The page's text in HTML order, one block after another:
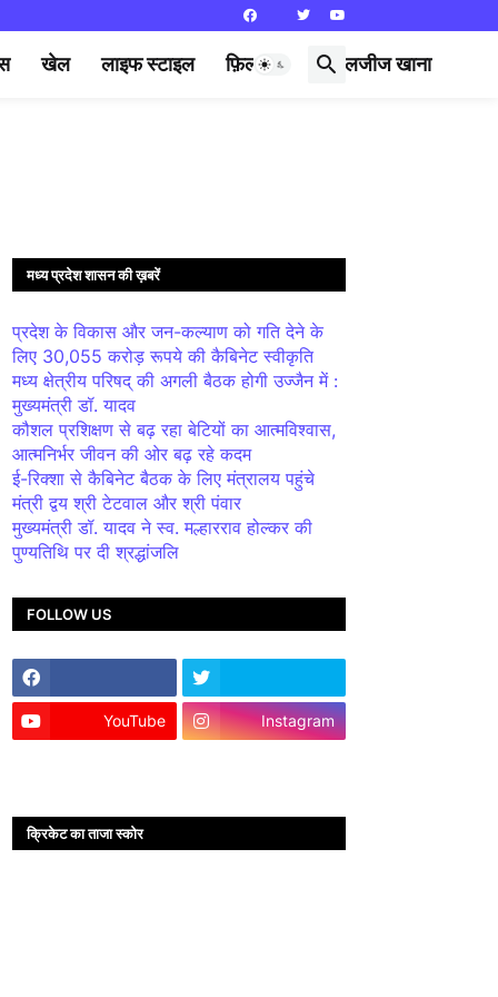
खेल लाइफ स्टाइल फ़िल्मी दुनिया लजीज खाना
मध्य प्रदेश शासन की ख़बरें
प्रदेश के विकास और जन-कल्याण को गति देने के
लिए 30,055 करोड़ रूपये की कैबिनेट स्वीकृति
मध्य क्षेत्रीय परिषद् की अगली बैठक होगी उज्जैन में :
मुख्यमंत्री डॉ. यादव
कौशल प्रशिक्षण से बढ़ रहा बेटियों का आत्मविश्वास,
आत्मनिर्भर जीवन की ओर बढ़ रहे कदम
ई-रिक्शा से कैबिनेट बैठक के लिए मंत्रालय पहुंचे
मंत्री द्वय श्री टेटवाल और श्री पंवार
मुख्यमंत्री डॉ. यादव ने स्व. मल्हारराव होल्कर की
पुण्यतिथि पर दी श्रद्धांजलि
FOLLOW US
YouTube Instagram
क्रिकेट का ताजा स्कोर